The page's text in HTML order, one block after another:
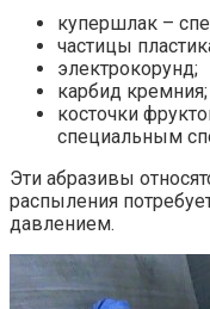
купершлак –
частицы
электрокорунд;
карбид кремния;
косточки
специальным
Эти абразивы
распыления
давлением.